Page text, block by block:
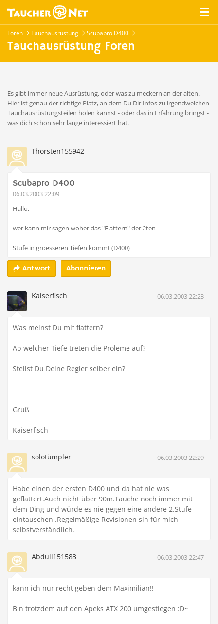
Foren Tauchausrüstung Scubapro D400
Tauchausrüstung Foren
Es gibt immer neue Ausrüstung, oder was zu meckern an der alten.
Hier ist genau der richtige Platz, an dem Du Dir Infos zu irgendwelchen
Tauchausrüstungsteilen holen kannst - oder das in Erfahrung bringst -
was dich schon sehr lange interessiert hat.
Thorsten155942
Scubapro D400
06.03.2003 22:09
Hallo,
wer kann mir sagen woher das "Flattern" der 2ten
Stufe in groesseren Tiefen kommt (D400)
Antwort Abonnieren
Kaiserfisch 06.03.2003 22:23
Was meinst Du mit flattern?
Ab welcher Tiefe treten die Proleme auf?
Stellst Du Deine Regler selber ein?
Gruß
Kaiserfisch
solotümpler 06.03.2003 22:29
Habe einen der ersten D400 und da hat nie was
geflattert.Auch nicht über 90m.Tauche noch immer mit
dem Ding und würde es nie gegen eine andere 2.Stufe
eintauschen .Regelmäßige Revisionen sin für mich
selbstverständlich.
Abdull151583 06.03.2003 22:47
kann ich nur recht geben dem Maximilian!!
Bin trotzdem auf den Apeks ATX 200 umgestiegen :D~